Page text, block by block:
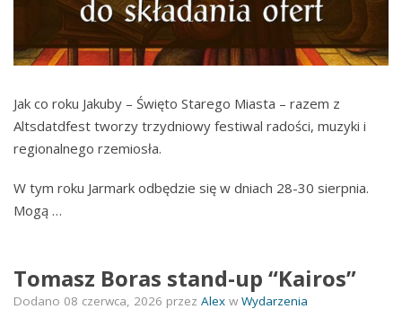
Jak co roku Jakuby – Święto Starego Miasta – razem z
Altsdatdfest tworzy trzydniowy festiwal radości, muzyki i
regionalnego rzemiosła.
W tym roku Jarmark odbędzie się w dniach 28-30 sierpnia.
Mogą …
Tomasz Boras stand-up “Kairos”
Dodano 08 czerwca, 2026 przez Alex w Wydarzenia